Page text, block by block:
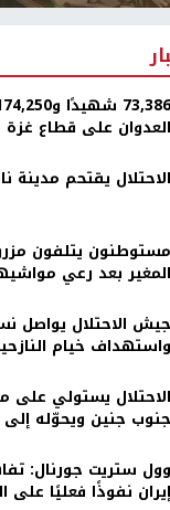
العدوان على قطاع غزة
الاحتلال يقتحم مدينة
مستوطنون يتلفون
المغير بعد رعي
جيش الاحتلال يواصل
واستهداف خيام
الاحتلال يستولي على
جنوب جنين ويحوّله
وول ستريت جورنال:
إيران نفوذًا فعليًا على